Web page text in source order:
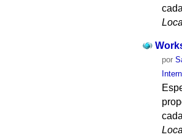
por